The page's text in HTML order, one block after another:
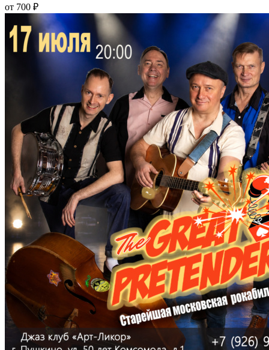
от 700 ₽